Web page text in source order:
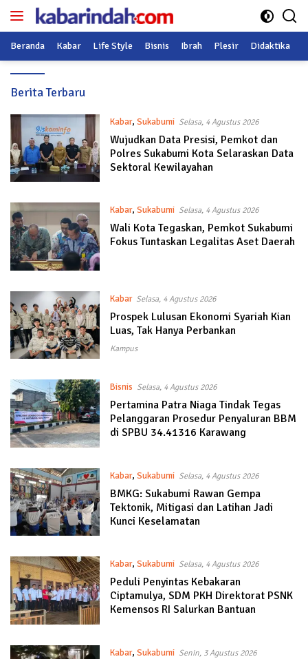
Langsung
Beranda Kabar Life Style Bisnis Ibrah Plesir Didaktika
Kabarindah.com
Berita Terbaru
Kabar, Sukabumi Selasa, 4 Agustus 2026
Wujudkan Data Presisi, Pemkot dan
Polres Sukabumi Kota Selaraskan Data
Sektoral Kewilayahan
Kabar, Sukabumi Selasa, 4 Agustus 2026
Wali Kota Tegaskan, Pemkot Sukabumi
Fokus Tuntaskan Legalitas Aset Daerah
Kabar Selasa, 4 Agustus 2026
Prospek Lulusan Ekonomi Syariah Kian
Luas, Tak Hanya Perbankan
Kampus
Bisnis Selasa, 4 Agustus 2026
Pertamina Patra Niaga Tindak Tegas
Pelanggaran Prosedur Penyaluran BBM
di SPBU 34.41316 Karawang
Kabar, Sukabumi Selasa, 4 Agustus 2026
BMKG: Sukabumi Rawan Gempa
Tektonik, Mitigasi dan Latihan Jadi
Kunci Keselamatan
Kabar, Sukabumi Selasa, 4 Agustus 2026
Peduli Penyintas Kebakaran
Ciptamulya, SDM PKH Direktorat PSNK
Kemensos RI Salurkan Bantuan
Kabar, Sukabumi Senin, 3 Agustus 2026